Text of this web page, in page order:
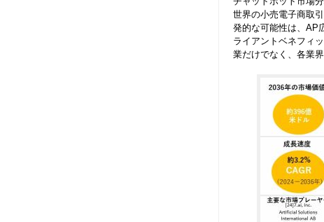
世界の小売電子商取
発的な可能性は、AP
ライアントベネフィ
業だけでなく、各業